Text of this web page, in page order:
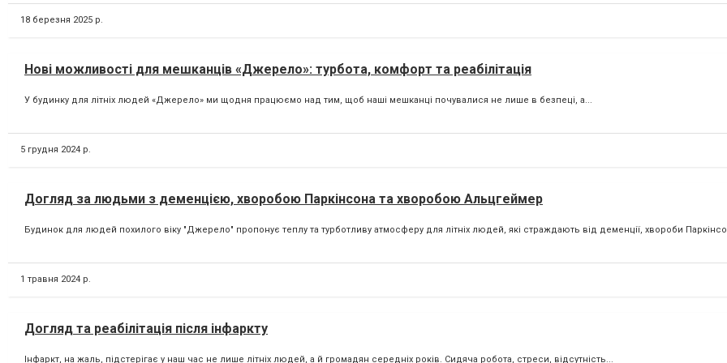
18 березня 2025 р.
Нові можливості для мешканців «Джерело»: турбота, комфорт та реабілітація
У будинку для літніх людей «Джерело» ми щодня працюємо над тим, щоб наші мешканці почувалися не лише в безпеці, а...
5 грудня 2024 р.
Догляд за людьми з деменцією, хворобою Паркінсона та хворобою Альцгеймер
Будинок для людей похилого віку "Джерело" пропонує теплу та турботливу атмосферу для літніх людей, які страждають від деменції, хвороби
1 травня 2024 р.
Догляд та реабілітація після інфаркту
Інфаркт, на жаль, підстерігає у наш час не лише літніх людей, а й громадян середніх років. Сидяча робота, стреси, відсутність...